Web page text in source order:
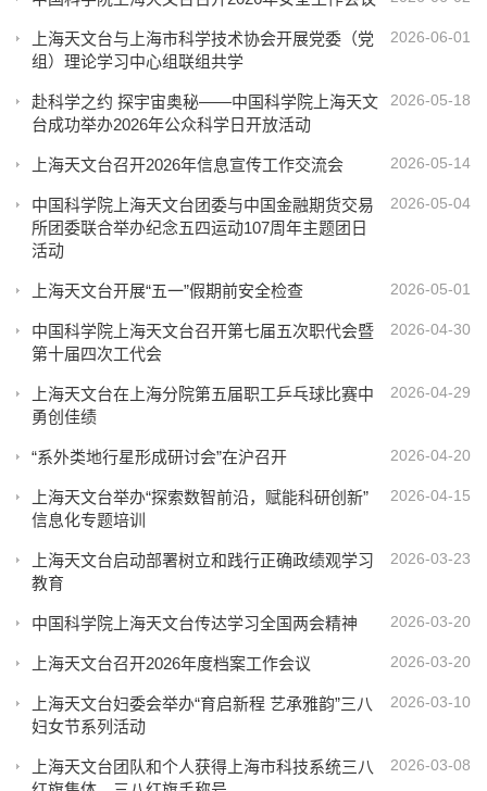
2026-06-01
上海天文台与上海市科学技术协会开展党委（党
组）理论学习中心组联组共学
2026-05-18
赴科学之约 探宇宙奥秘——中国科学院上海天文
台成功举办2026年公众科学日开放活动
2026-05-14
上海天文台召开2026年信息宣传工作交流会
2026-05-04
中国科学院上海天文台团委与中国金融期货交易
所团委联合举办纪念五四运动107周年主题团日
活动
2026-05-01
上海天文台开展“五一”假期前安全检查
2026-04-30
中国科学院上海天文台召开第七届五次职代会暨
第十届四次工代会
2026-04-29
上海天文台在上海分院第五届职工乒乓球比赛中
勇创佳绩
2026-04-20
“系外类地行星形成研讨会”在沪召开
2026-04-15
上海天文台举办“探索数智前沿，赋能科研创新”
信息化专题培训
2026-03-23
上海天文台启动部署树立和践行正确政绩观学习
教育
2026-03-20
中国科学院上海天文台传达学习全国两会精神
2026-03-20
上海天文台召开2026年度档案工作会议
2026-03-10
上海天文台妇委会举办“育启新程 艺承雅韵”三八
妇女节系列活动
2026-03-08
上海天文台团队和个人获得上海市科技系统三八